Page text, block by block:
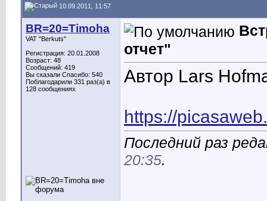
10.09.2011, 11:57
BR=20=Timoha
VAT "Berkuts"
Регистрация: 20.01.2008
Возраст: 48
Сообщений: 419
Вы сказали Спасибо: 540
Поблагодарили 331 раз(а) в
128 сообщениях
отчет"
Автор Lars
https://
Последний раз
20:35.